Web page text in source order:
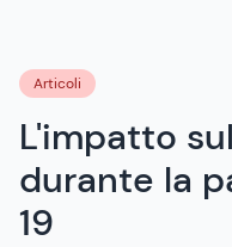
Articoli
L'impatto
durante la
19